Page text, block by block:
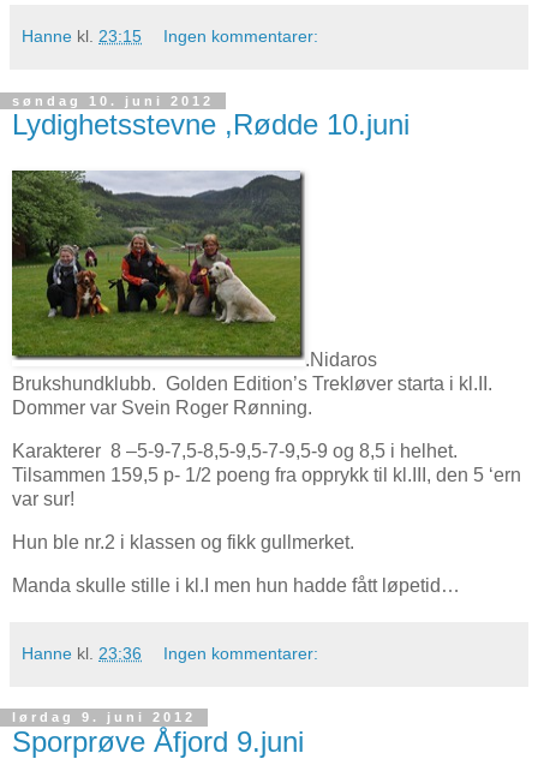
Hanne kl. 23:15 Ingen kommentarer:
søndag 10. juni 2012
Lydighetsstevne ,Rødde 10.juni
.Nidaros
Brukshundklubb. Golden Edition’s Trekløver starta i kl.II.
Dommer var Svein Roger Rønning.
Karakterer 8 –5-9-7,5-8,5-9,5-7-9,5-9 og 8,5 i helhet.
Tilsammen 159,5 p- 1/2 poeng fra opprykk til kl.III, den 5 ‘ern
var sur!
Hun ble nr.2 i klassen og fikk gullmerket.
Manda skulle stille i kl.I men hun hadde fått løpetid…
Hanne kl. 23:36 Ingen kommentarer:
lørdag 9. juni 2012
Sporprøve Åfjord 9.juni